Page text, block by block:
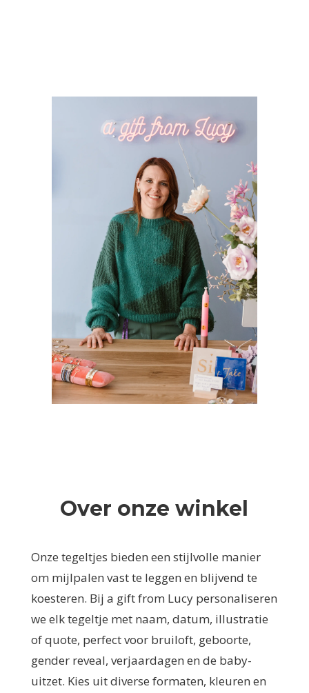
Over onze winkel
Onze tegeltjes bieden een stijlvolle manier
om mijlpalen vast te leggen en blijvend te
koesteren. Bij a gift from Lucy personaliseren
we elk tegeltje met naam, datum, illustratie
of quote, perfect voor bruiloft, geboorte,
gender reveal, verjaardagen en de baby-
uitzet. Kies uit diverse formaten, kleuren en